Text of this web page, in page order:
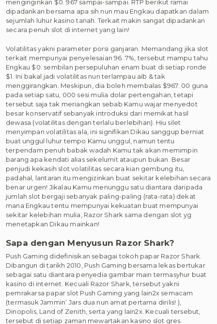
menginginkan $0. 967 sampai-sampai. RTP berikut ramai
dipadankan bersama apa sih nun mau Engkau dapatkan dalam
sejumlah luhur kasino tanah. Terkait makin sangat dipadankan
secara penuh slot di internet yang lain!
Volatilitas yakni parameter porsi ganjaran. Memandang jika slot
terkait mempunyai penyelesaian 96. 7%, tersebut mampu tahu
Engkau $0. sembilan persepuluhan enam buat di setiap ronde
$1. Ini bakal jadi volatilitas nun terlampau aib & tak
menggirangkan. Meskipun, dia boleh membalas $967. 00 guna
pada setiap satu, 000 sesi mulia dolar pertengahan, tetapi
tersebut saja tak meriangkan sebab Kamu wajar menyedot
besar konservatif sebanyak introduksi dari memikat hasil
dewasa (volatilitas dengan terlalu berlebihan). Hiu silet
menyimpan volatilitas ala, ini signifikan Dikau sanggup berniat
buat unggul luhur tempo Kamu unggul, namun tentu
terpendam penuh babak wadah Kamu tak akan memimpin
barang apa kendati alias sekelumit ataupun bukan. Besar
penjudi kekasih slot volatilitas secara kian gembung itu,
padahal, lantaran itu mengizinkan buat sekitar kelebihan secara
benar urgen! Jikalau Kamu menunggu satu diantara daripada
jumlah slot bergaji sebanyak paling-paling (rata-rata) dekat
mana Engkau tentu mempunyai kekuatan buat mempunyai
sekitar kelebihan mulia, Razor Shark sama dengan slot yg
menetapkan Dikau mainkan!
Sapa dengan Menyusun Razor Shark?
Push Gaming didefinisikan sebagai tokoh papar Razor Shark.
Dibangun di tarikh 2010, Push Gaming bersama lekas bertukar
sebagai satu diantara penyedia gambar main termasyhur buat
kasino di internet. Kecuali Razor Shark, tersebut yakni
pemrakarsa papar slot Push Gaming yang lain2x semacam
(termasuk Jammin’ Jars dua nun amat pertama dirilis! ),
Dinopolis, Land of Zenith, serta yang lain2x. Kecuali tersebut,
tersebut di setiap zaman mewartakan kasino slot gres.